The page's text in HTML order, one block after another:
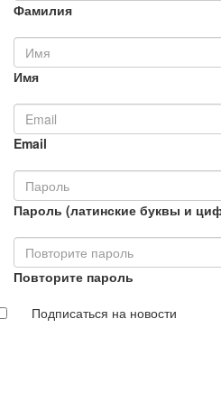
Фамилия
Имя
Email
Пароль (латинские буквы и
Повторите пароль
Подписаться на новости